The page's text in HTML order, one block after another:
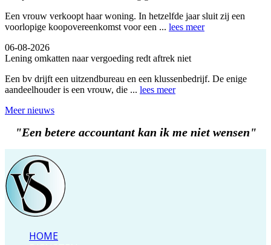
Een vrouw verkoopt haar woning. In hetzelfde jaar sluit zij een
voorlopige koopovereenkomst voor een ... lees meer
06-08-2026
Lening omkatten naar vergoeding redt aftrek niet
Een bv drijft een uitzendbureau en een klussenbedrijf. De enige
aandeelhouder is een vrouw, die ... lees meer
Meer nieuws
"Een betere accountant kan ik me niet wensen"
HOME